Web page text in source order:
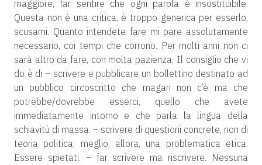
maggiore, far sentire che ogni parola è insostituibile.
Questa non è una critica, è troppo generica per esserlo,
scusami. Quanto intendete fare mi pare assolutamente
necessario, coi tempi che corrono. Per molti anni non ci
sarà altro da fare, con molta pazienza. Il consiglio che vi
do è di – scrivere e pubblicare un bollettino destinato ad
un pubblico circoscritto che magari non c’è ma che
potrebbe/dovrebbe esserci, quello che avete
immediatamente intorno e che parla la lingua della
schiavitù di massa. – scrivere di questioni concrete, non di
teoria politica; meglio, allora, una problematica etica.
Essere spietati. – far scrivere ma riscrivere. Nessuna